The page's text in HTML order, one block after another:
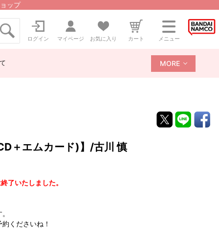
ップ
ログイン マイページ お気に入り カート メニュー
MORE
＋エムカード)】/古川 慎
了いたしました。
くださいね！